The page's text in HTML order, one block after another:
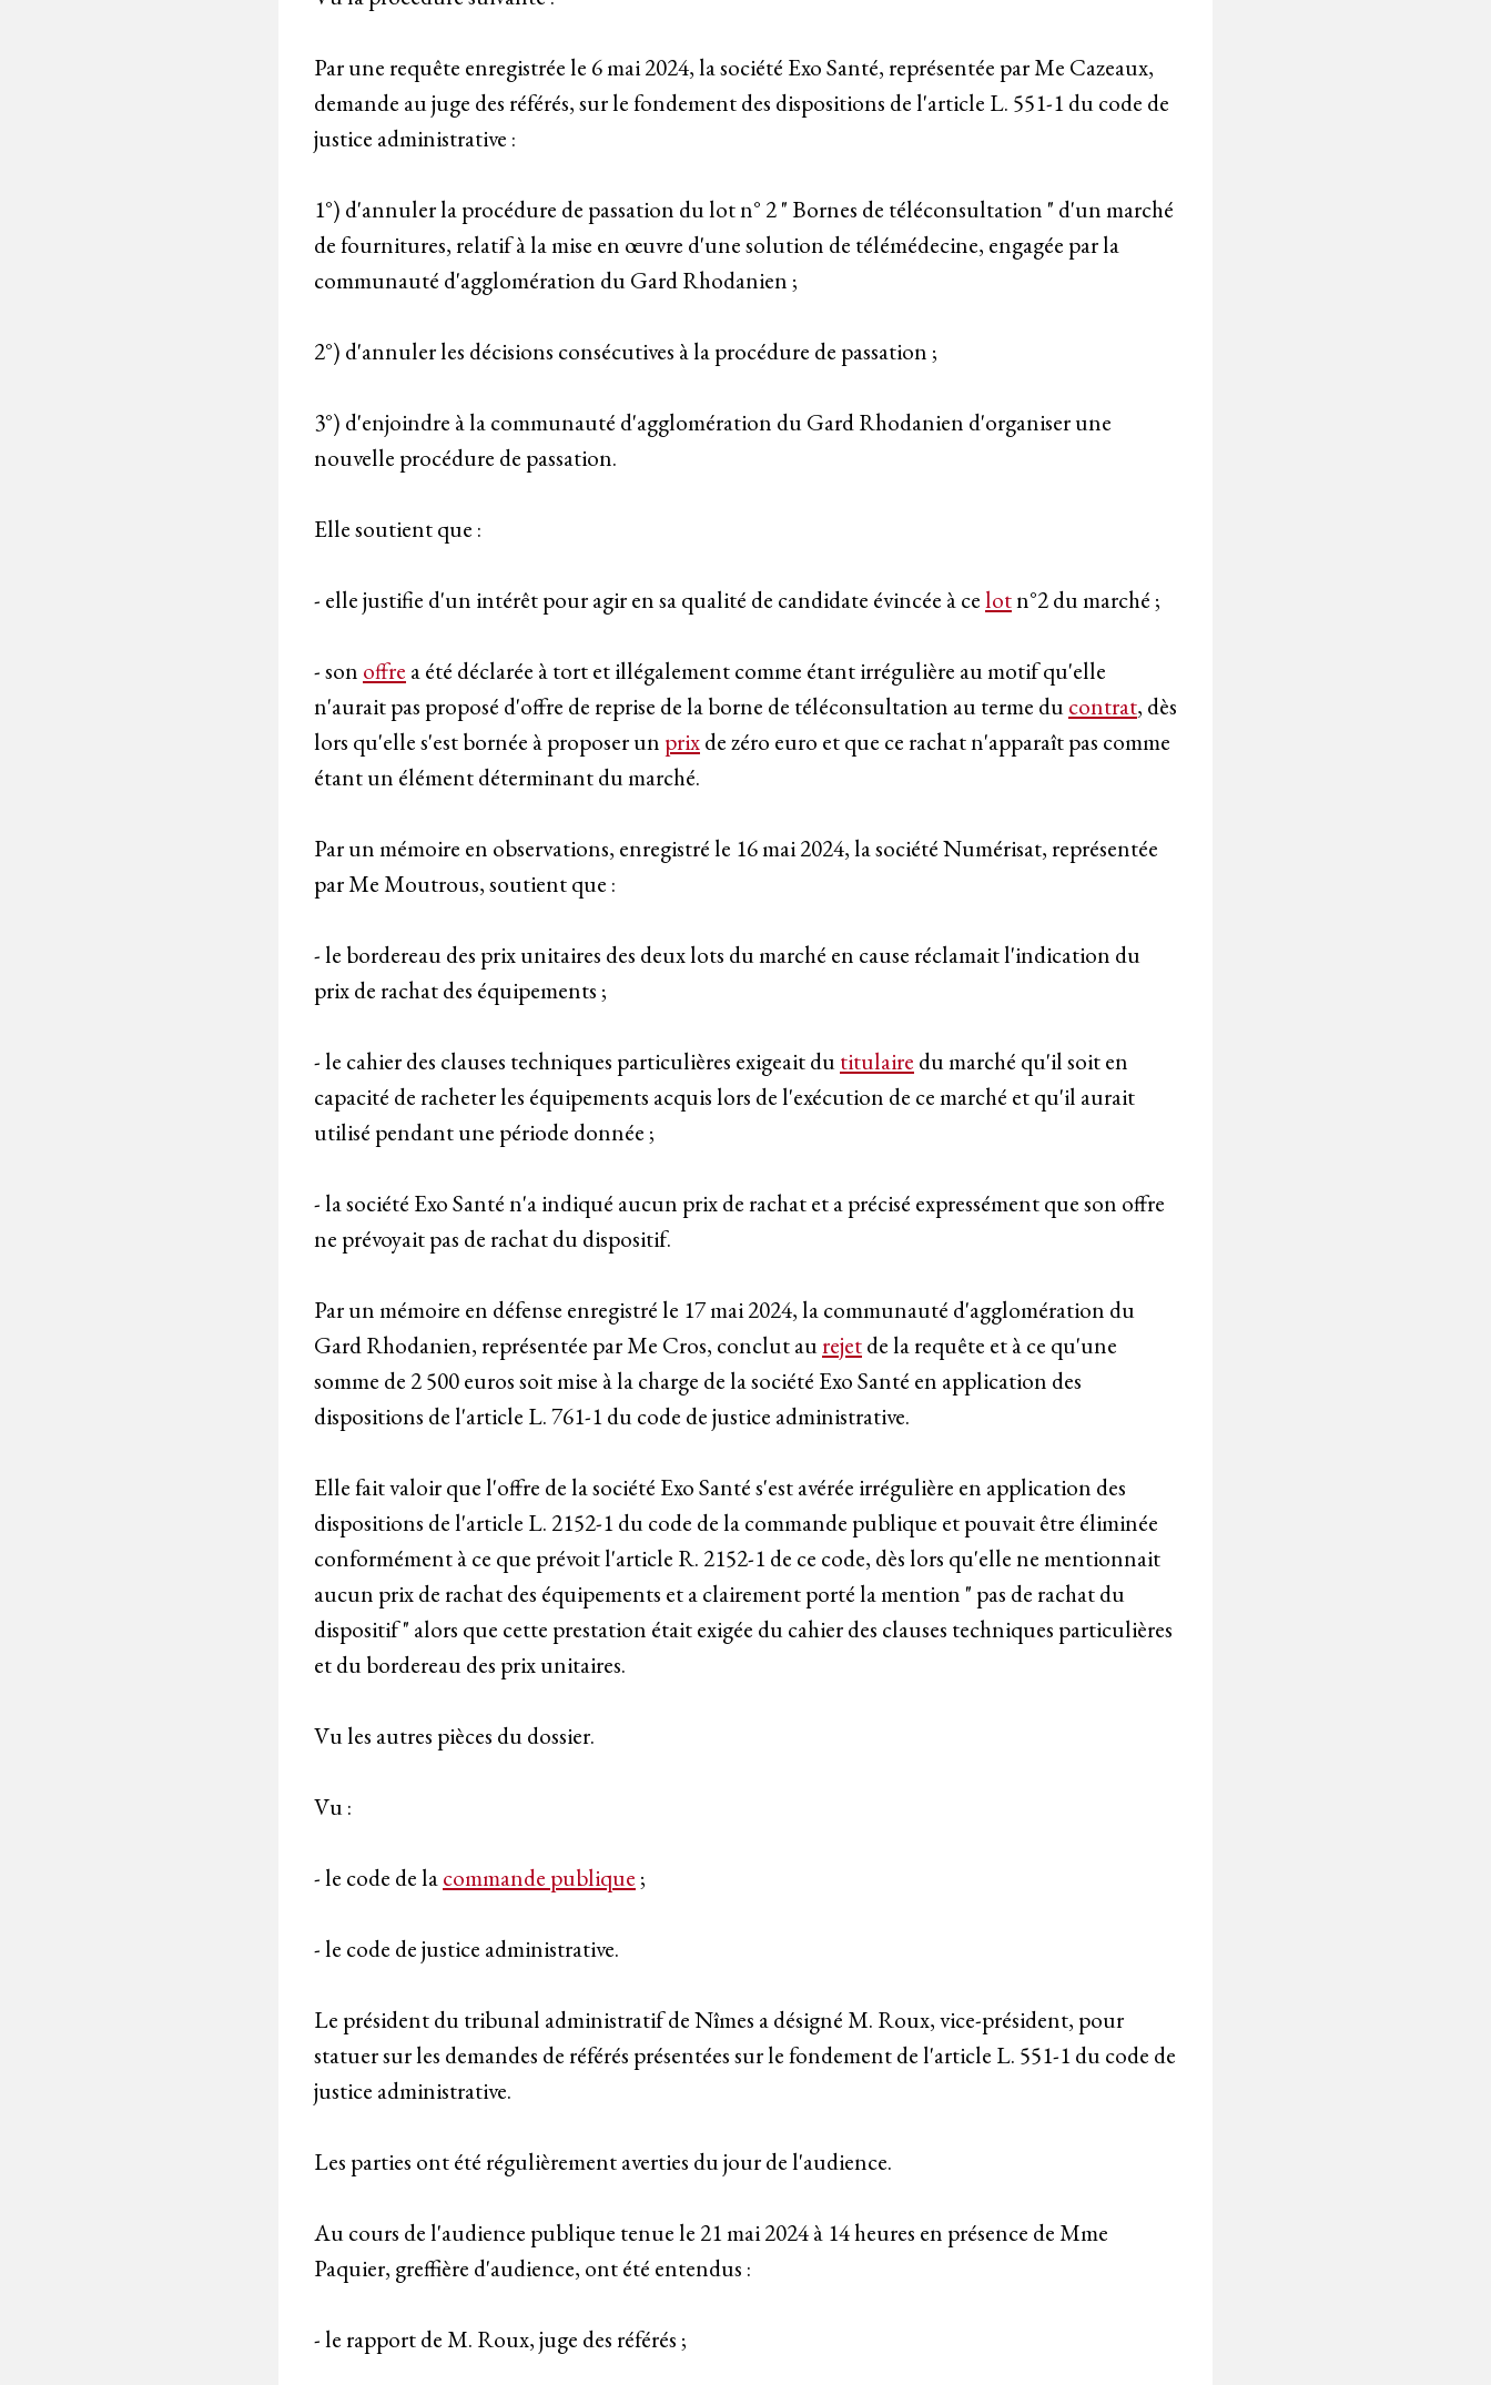
Par une requête enregistrée le 6 mai 2024, la société Exo Santé, représentée par Me Cazeaux,
demande au juge des référés, sur le fondement des dispositions de l'article L. 551-1 du code de
justice administrative :
1°) d'annuler la procédure de passation du lot n° 2 " Bornes de téléconsultation " d'un marché
de fournitures, relatif à la mise en œuvre d'une solution de télémédecine, engagée par la
communauté d'agglomération du Gard Rhodanien ;
2°) d'annuler les décisions consécutives à la procédure de passation ;
3°) d'enjoindre à la communauté d'agglomération du Gard Rhodanien d'organiser une
nouvelle procédure de passation.
Elle soutient que :
- elle justifie d'un intérêt pour agir en sa qualité de candidate évincée à celotn°2 du marché ;
- son offre a été déclarée à tort et illégalement comme étant irrégulière au motif qu'elle
n'aurait pas proposé d'offre de reprise de la borne de téléconsultation au terme ducontrat, dès
lors qu'elle s'est bornée à proposer un prixde zéro euro et que ce rachat n'apparaît pas comme
étant un élément déterminant du marché.
Par un mémoire en observations, enregistré le 16 mai 2024, la société Numérisat, représentée
par Me Moutrous, soutient que :
- le bordereau des prix unitaires des deux lots du marché en cause réclamait l'indication du
prix de rachat des équipements ;
- le cahier des clauses techniques particulières exigeait dutitulaire du marché qu'il soit en
capacité de racheter les équipements acquis lors de l'exécution de ce marché et qu'il aurait
utilisé pendant une période donnée ;
- la société Exo Santé n'a indiqué aucun prix de rachat et a précisé expressément que son offre
ne prévoyait pas de rachat du dispositif.
Par un mémoire en défense enregistré le 17 mai 2024, la communauté d'agglomération du
Gard Rhodanien, représentée par Me Cros, conclut aurejetde la requête et à ce qu'une
somme de 2 500 euros soit mise à la charge de la société Exo Santé en application des
dispositions de l'article L. 761-1 du code de justice administrative.
Elle fait valoir que l'offre de la société Exo Santé s'est avérée irrégulière en application des
dispositions de l'article L. 2152-1 du code de la commande publique et pouvait être éliminée
conformément à ce que prévoit l'article R. 2152-1 de ce code, dès lors qu'elle ne mentionnait
aucun prix de rachat des équipements et a clairement porté la mention " pas de rachat du
dispositif " alors que cette prestation était exigée du cahier des clauses techniques particulières
et du bordereau des prix unitaires.
Vu les autres pièces du dossier.
Vu :
- le code de lacommande publique ;
- le code de justice administrative.
Le président du tribunal administratif de Nîmes a désigné M. Roux, vice-président, pour
statuer sur les demandes de référés présentées sur le fondement de l'article L. 551-1 du code de
justice administrative.
Les parties ont été régulièrement averties du jour de l'audience.
Au cours de l'audience publique tenue le 21 mai 2024 à 14 heures en présence de Mme
Paquier, greffière d'audience, ont été entendus :
- le rapport de M. Roux, juge des référés ;